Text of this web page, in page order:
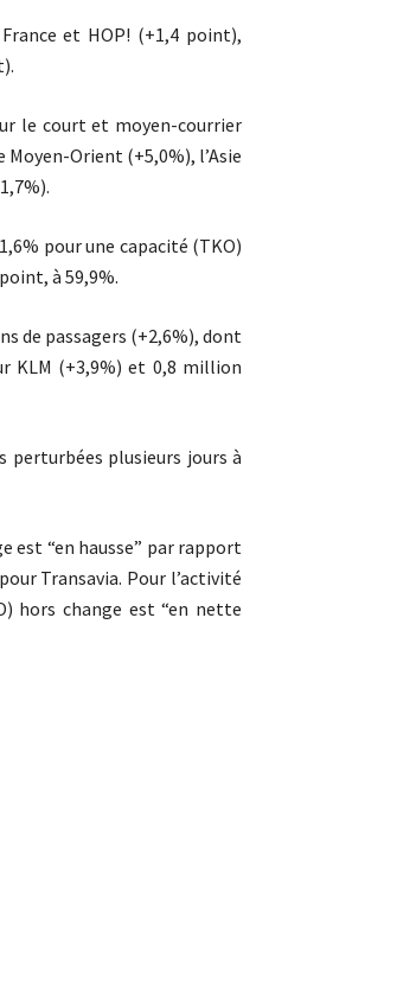
et HOP! (+1,4 point),
le court et moyen-courrier
Moyen-Orient (+5,0%), l’Asie
pour une capacité (TKO)
à 59,9%.
de passagers (+2,6%), dont
KLM (+3,9%) et 0,8 million
perturbées plusieurs jours à
est “en hausse” par rapport
Transavia. Pour l’activité
hors change est “en nette